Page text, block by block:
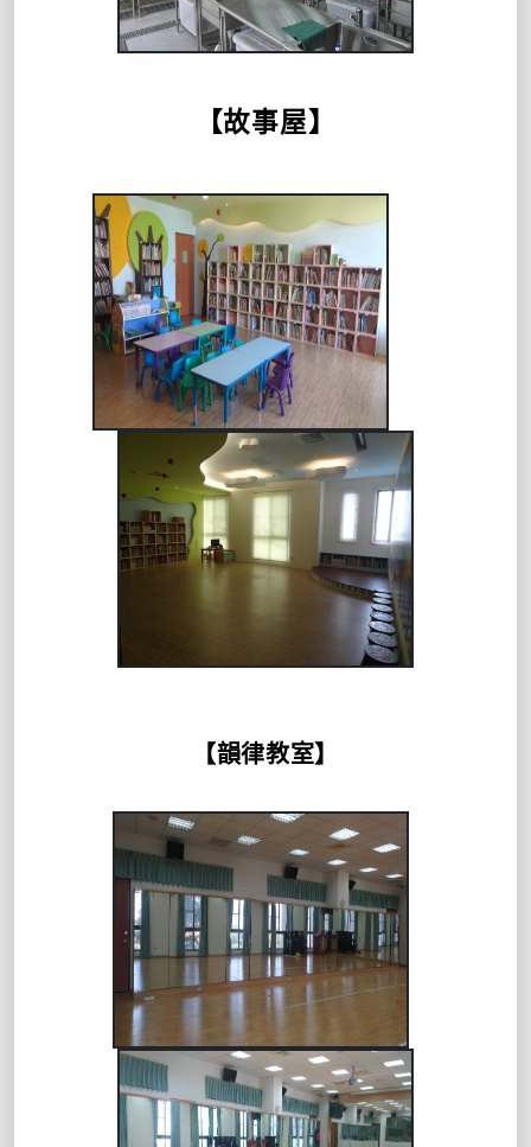
【故事屋】
【韻律教室】